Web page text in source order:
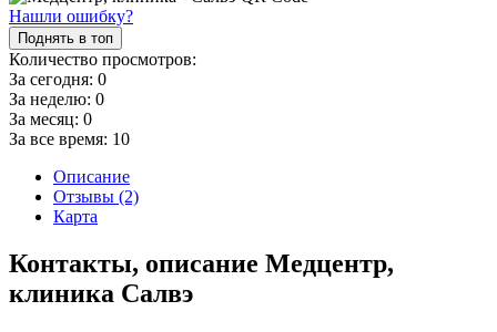
Нашли ошибку?
Поднять в топ
Количество просмотров:
За сегодня: 0
За неделю: 0
За месяц: 0
За все время: 10
Описание
Отзывы (2)
Карта
Контакты, описание Медцентр,
клиника Салвэ